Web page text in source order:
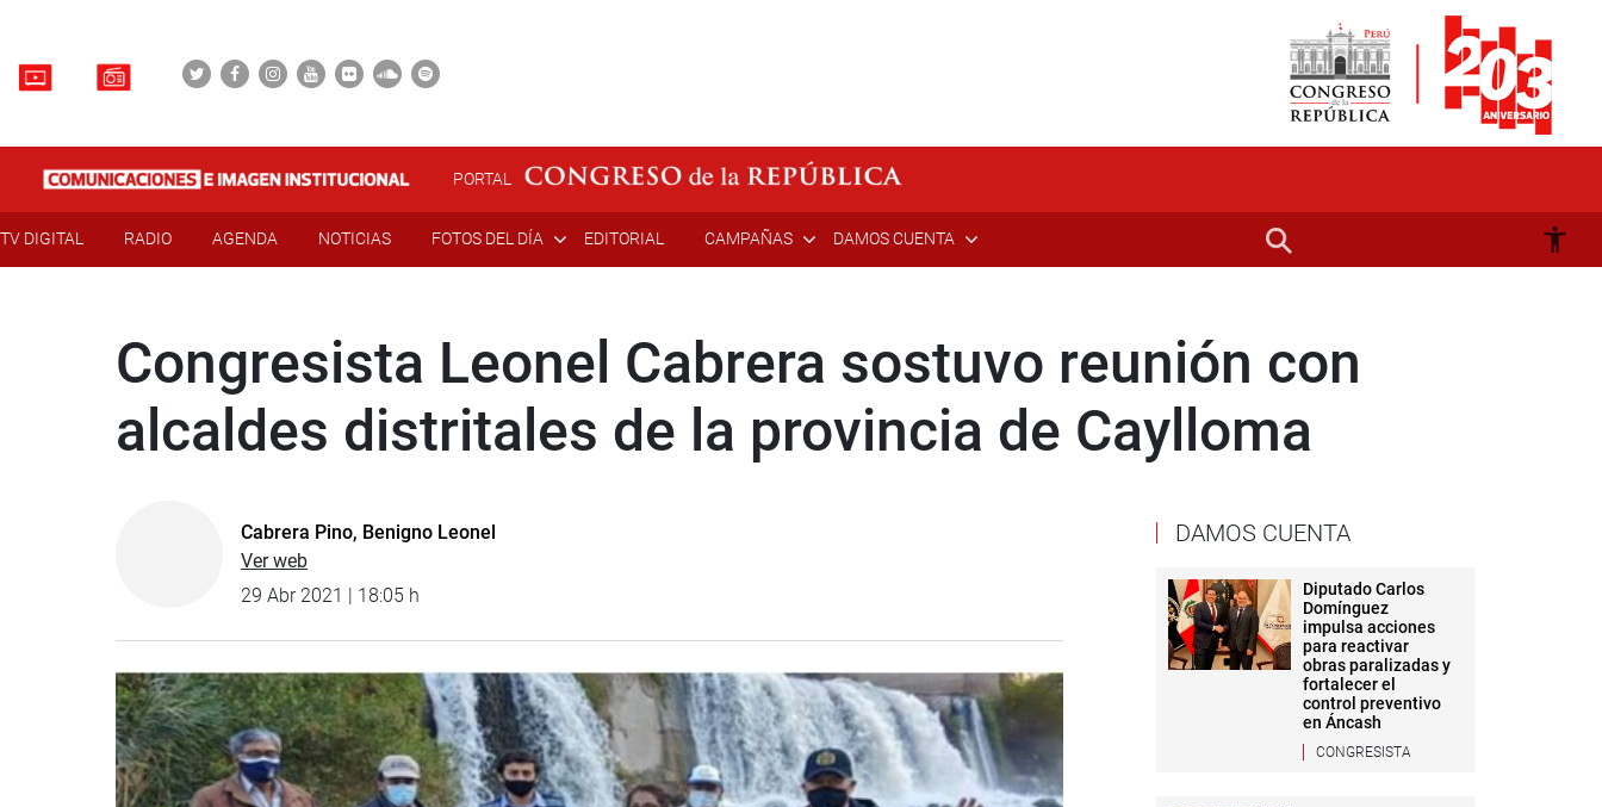
PORTAL
TV DIGITAL RADIO AGENDA NOTICIAS FOTOS DEL DÍA EDITORIAL CAMPAÑAS DAMOS CUENTA
Congresista Leonel Cabrera sostuvo reunión con
alcaldes distritales de la provincia de Caylloma
Cabrera Pino, Benigno Leonel
Ver web
29 Abr 2021 | 18:05 h
DAMOS CUENTA
Diputado Carlos
Domínguez
impulsa acciones
para reactivar
obras paralizadas y
fortalecer el
control preventivo
en Áncash
CONGRESISTA